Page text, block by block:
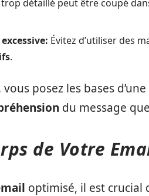
détaillé peut être coupé
Évitez d’utiliser des
.
posez les bases d’une
du message
de Votre
optimisé, il est crucial